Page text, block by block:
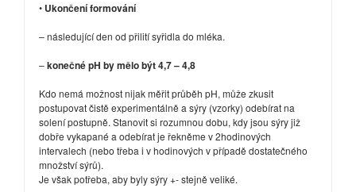
• Ukončení formování
– následující den od přilití syřidla do mléka.
–konečné pH by mělo být 4,7 – 4,8
Kdo nemá možnost nijak měřit průběh pH, může zkusit
postupovat čistě experimentálně a sýry (vzorky) odebírat na
solení postupně. Stanovit si rozumnou dobu, kdy jsou sýry již
dobře vykapané a odebírat je řekněme v 2hodinových
intervalech (nebo třeba i v hodinových v případě dostatečného
množství sýrů).
Je však potřeba, aby byly sýry +- stejně veliké.